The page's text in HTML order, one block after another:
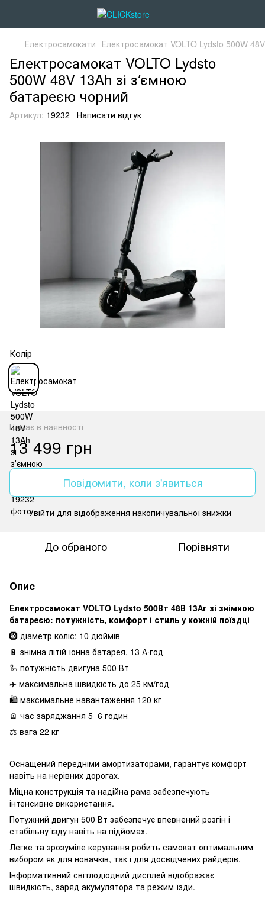
Електросамокати Електросамокат VOLTO Lydsto 500W
Електросамокат VOLTO Lydsto
500W 48V 13Ah зі зʼємною
батареєю чорний
Артикул: 19232 Написати відгук
Колір
Немає в наявності
13 499 грн
Повідомити, коли з'явиться
% Увійти для відображення накопичувальної знижки
До обраного Порівняти
Опис
Електросамокат VOLTO Lydsto 500Вт 48В 13Аг зі знімною
батареєю: потужність, комфорт і стиль у кожній поїздці
🛞 діаметр коліс: 10 дюймів
🔋 знімна літій-іонна батарея, 13 А·год
🦾 потужність двигуна 500 Вт
✈️ максимальна швидкість до 25 км/год
🛍 максимальне навантаження 120 кг
🪫 час заряджання 5–6 годин
⚖️ вага 22 кг
Оснащений передніми амортизаторами, гарантує комфорт
навіть на нерівних дорогах.
Міцна конструкція та надійна рама забезпечують
інтенсивне використання.
Потужний двигун 500 Вт забезпечує впевнений розгін і
стабільну їзду навіть на підйомах.
Легке та зрозуміле керування робить самокат оптимальним
вибором як для новачків, так і для досвідчених райдерів.
Інформативний світлодіодний дисплей відображає
швидкість, заряд акумулятора та режим їзди.